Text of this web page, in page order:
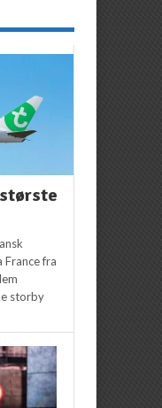
France fra
storby